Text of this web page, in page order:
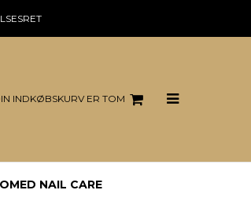
INDKØBSKURV ER TOM
NAIL CARE